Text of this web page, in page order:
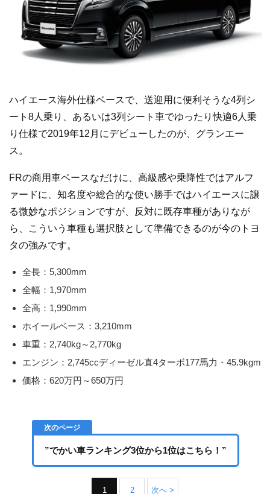
ハイエース海外仕様ベースで、送迎用に便利そうな4列シ
ート8人乗り、あるいは3列シート車でゆったり快適6人乗
り仕様で2019年12月にデビューしたのが、グランエー
ス。
FRの商用車ベースなだけに、高級感や乗降性ではアルフ
ァードに、知名度や総合的な使い勝手ではハイエースに譲
る微妙なポジションですが、反対に既存車種がありなが
ら、こういう車種も選択肢として準備できるのが今のトヨ
タの強みです。
全長：5,300mm
全幅：1,970mm
全高：1,990mm
ホイールベース：3,210mm
車重：2,740kg～2,770kg
エンジン：2,745ccディーゼル直4ターボ177馬力・45.9kgm
価格：620万円～650万円
”でかい車ランキング3位から1位はこちら！”
1 2 次へ >